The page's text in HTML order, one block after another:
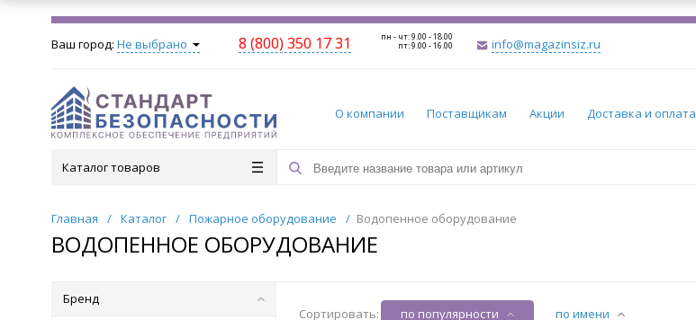
Ваш город: Не выбрано 8 (800) 350 17 31 пн - чт: 9.00 - 18.00
пт: 9.00 - 16.00 info@magazinsiz.ru
О компании Поставщикам Акции Доставка и оплата
Каталог товаров
Главная / Каталог / Пожарное оборудование / Водопенное оборудование
ВОДОПЕННОЕ ОБОРУДОВАНИЕ
Бренд
Сортировать: по популярности по имени